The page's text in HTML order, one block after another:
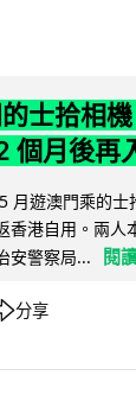
士拾相
個月後再
月遊澳門乘的
香港自用。兩人
安警察局...
閱
分享